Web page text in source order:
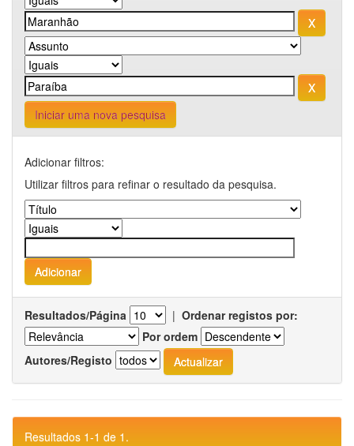
Iniciar uma nova pesquisa
Adicionar filtros:
Utilizar filtros para refinar o resultado da pesquisa.
Resultados/Página | Ordenar registos por:
Por ordem
Autores/Registo
Resultados 1-1 de 1.